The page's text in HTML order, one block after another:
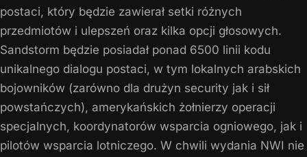
postaci, który będzie zawierał setki różnych
przedmiotów i ulepszeń oraz kilka opcji głosowych.
Sandstorm będzie posiadał ponad 6500 linii kodu
unikalnego dialogu postaci, w tym lokalnych arabskich
bojowników (zarówno dla drużyn security jak i sił
powstańczych), amerykańskich żołnierzy operacji
specjalnych, koordynatorów wsparcia ogniowego, jak i
pilotów wsparcia lotniczego. W chwili wydania NWI nie